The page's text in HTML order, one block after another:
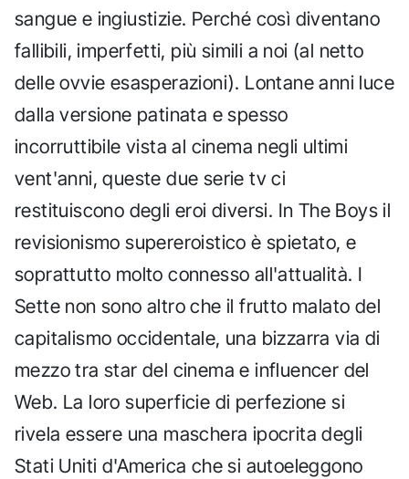
sangue e ingiustizie. Perché così diventano
fallibili, imperfetti, più simili a noi (al netto
delle ovvie esasperazioni). Lontane anni luce
dalla versione patinata e spesso
incorruttibile vista al cinema negli ultimi
vent'anni, queste due serie tv ci
restituiscono degli eroi diversi. In The Boys il
revisionismo supereroistico è spietato, e
soprattutto molto connesso all'attualità. I
Sette non sono altro che il frutto malato del
capitalismo occidentale, una bizzarra via di
mezzo tra star del cinema e influencer del
Web. La loro superficie di perfezione si
rivela essere una maschera ipocrita degli
Stati Uniti d'America che si autoeleggono